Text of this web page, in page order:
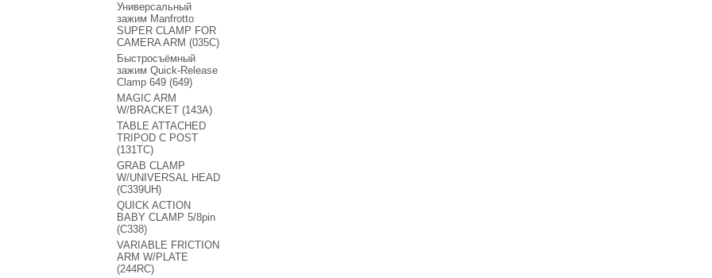
Универсальный
зажим Manfrotto
SUPER CLAMP FOR
CAMERA ARM (035C)
Быстросъёмный
зажим Quick-Release
Clamp 649 (649)
MAGIC ARM
W/BRACKET (143A)
TABLE ATTACHED
TRIPOD C POST
(131TC)
GRAB CLAMP
W/UNIVERSAL HEAD
(C339UH)
QUICK ACTION
BABY CLAMP 5/8pin
(C338)
VARIABLE FRICTION
ARM W/PLATE
(244RC)